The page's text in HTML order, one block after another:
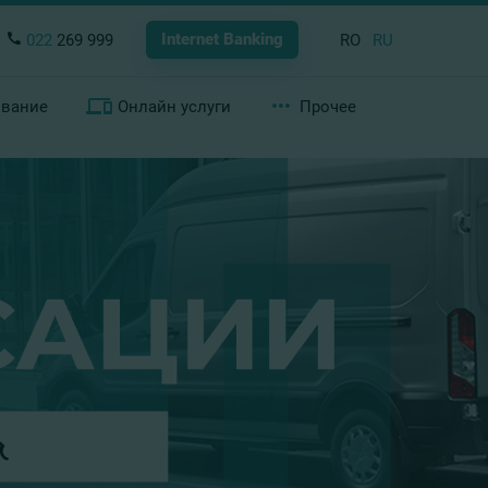
022 269 999 Internet Banking RO RU
Онлайн услуги Прочее